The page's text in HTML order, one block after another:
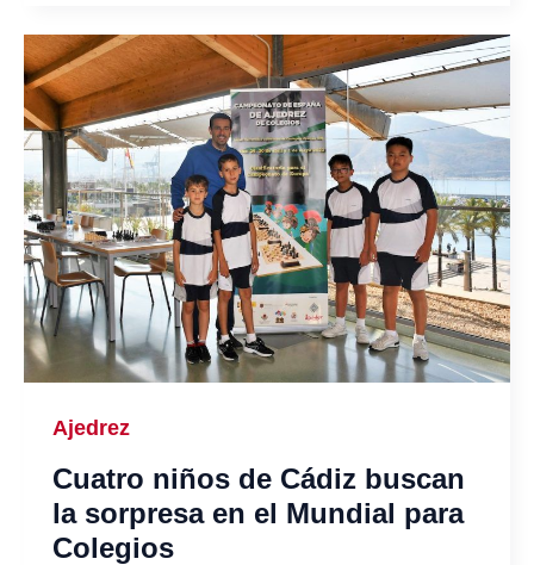
Ajedrez
Cuatro niños de Cádiz buscan
la sorpresa en el Mundial para
Colegios